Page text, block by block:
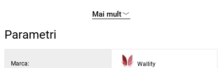
alimentare: 1× baterie AA (nu este inclusă în pachet)
Mai mult
Parametri
Marca: Wallity